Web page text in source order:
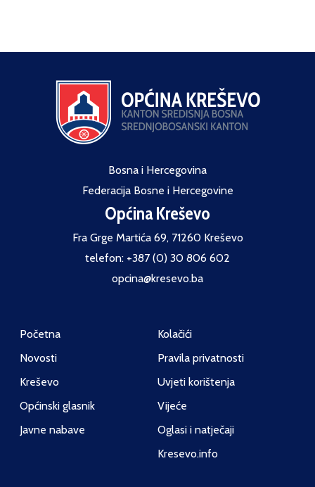
Bosna i Hercegovina
Federacija Bosne i Hercegovine
Općina Kreševo
Fra Grge Martića 69, 71260 Kreševo
telefon: +387 (0) 30 806 602
opcina@kresevo.ba
Početna
Novosti
Kreševo
Općinski glasnik
Javne nabave
Kolačići
Pravila privatnosti
Uvjeti korištenja
Vijeće
Oglasi i natječaji
Kresevo.info